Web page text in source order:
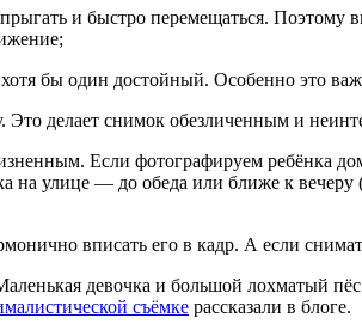
и быстро перемещаться.
бы один достойный. Особенно это
делает снимок обезличенным и
Если фотографируем ребёнка
на улице — до обеда или ближе к вечеру
вписать его в кадр. А если
девочка и большой лохматый
съёмке рассказали в блоге.